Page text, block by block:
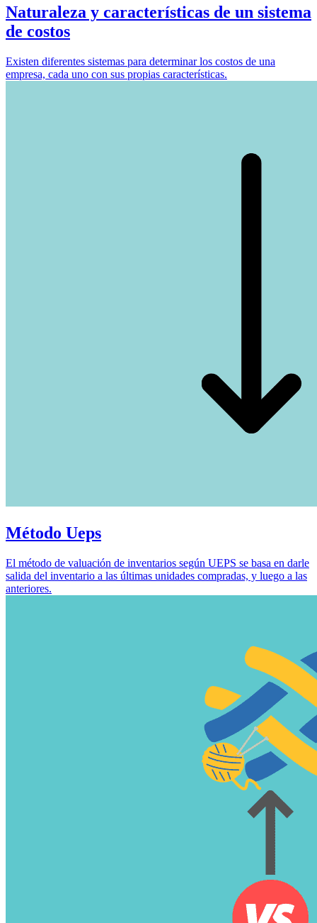
Naturaleza y características de un sistema
de costos
Existen diferentes sistemas para determinar los costos de una
empresa, cada uno con sus propias características.
Método Ueps
El método de valuación de inventarios según UEPS se basa en darle
salida del inventario a las últimas unidades compradas, y luego a las
anteriores.